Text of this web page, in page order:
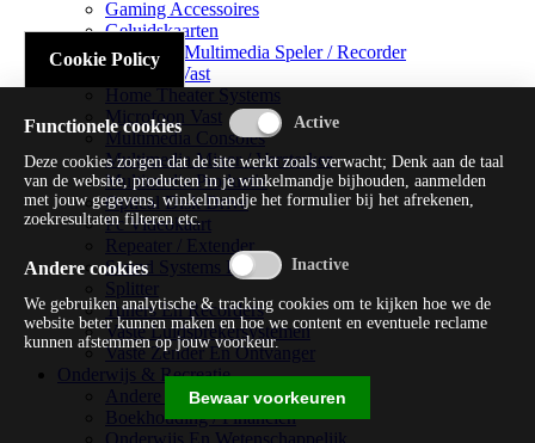
Gaming Accessoires
Geluidskaarten
Handheld Multimedia Speler / Recorder
Headsets Vast
Home Theater Systems
Microfoon Vast
Multimedia Consoles
Multimedia Mixer / Versterker
Multimedia Productie
Optical Disk Drive
Pc Videokaart
Repeater / Extender
Sound Systems Hi-fi
Splitter
Tuners En Recorders
Vaste Luidsprekersystemen
Vaste Zender En Ontvanger
Onderwijs & Recreatie
Andere Beveiligingssoftware
Boekhouding / Financiën
Cookie Policy
Functionele cookies
Deze cookies zorgen dat de site werkt zoals verwacht; Denk aan de taal
van de website, producten in je winkelmandje bijhouden, aanmelden
met jouw gegevens, winkelmandje het formulier bij het afrekenen,
zoekresultaten filteren etc.
Andere cookies
We gebruiken analytische & tracking cookies om te kijken hoe we de
website beter kunnen maken en hoe we content en eventuele reclame
kunnen afstemmen op jouw voorkeur.
Bewaar voorkeuren